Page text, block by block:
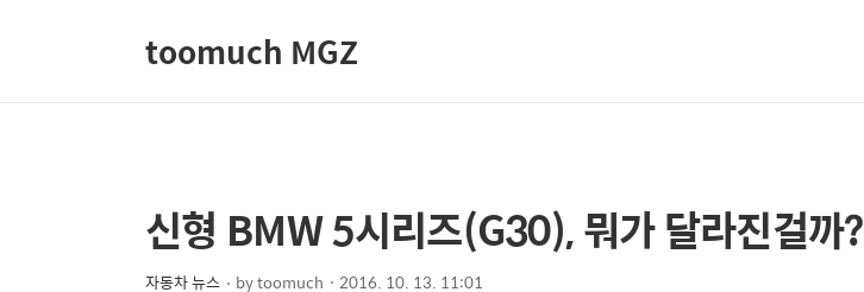
toomuch MGZ
상
세
본
문
제
신형 BMW 5시리즈(G30), 뭐가 달라진걸까?
자동차 뉴스 bytoomuch 2016. 10. 13. 11:01